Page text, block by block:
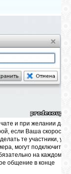
чате и при желании даже
если Ваша скорость
те участники, у
могут подключиться
на каждом
общение в конце